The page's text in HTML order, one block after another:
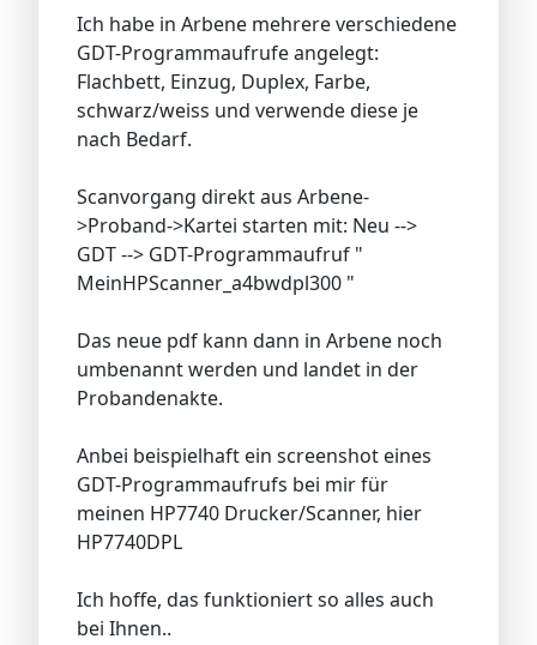
Ich habe in Arbene mehrere verschiedene
GDT-Programmaufrufe angelegt:
Flachbett, Einzug, Duplex, Farbe,
schwarz/weiss und verwende diese je
nach Bedarf.
Scanvorgang direkt aus Arbene-
>Proband->Kartei starten mit: Neu -->
GDT --> GDT-Programmaufruf "
MeinHPScanner_a4bwdpl300 "
Das neue pdf kann dann in Arbene noch
umbenannt werden und landet in der
Probandenakte.
Anbei beispielhaft ein screenshot eines
GDT-Programmaufrufs bei mir für
meinen HP7740 Drucker/Scanner, hier
HP7740DPL
Ich hoffe, das funktioniert so alles auch
bei Ihnen..